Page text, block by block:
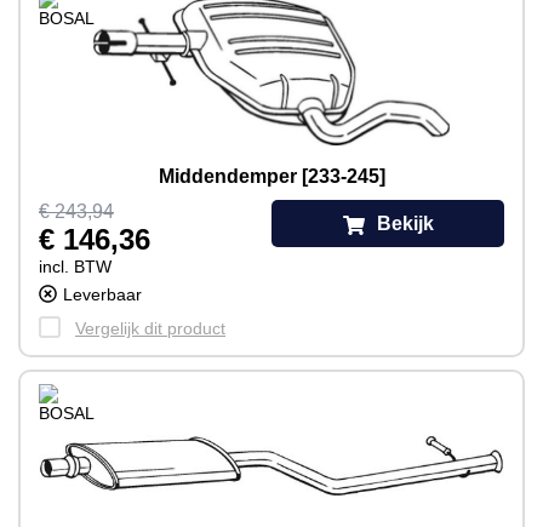
Middendemper [233-245]
€ 243,94
€ 146,36
incl. BTW
Bekijk
Leverbaar
Vergelijk dit product